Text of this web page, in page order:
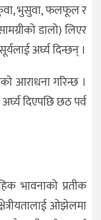
भुसुवा, फलफूल र
डालो) लिएर
अर्घ्य दिन्छन् ।
आराधना गरिन्छ ।
दिएपछि छठ पर्व
भावनाको प्रतीक
ओझेलमा